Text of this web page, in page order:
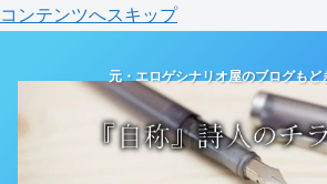
コンテンツへスキップ
元・エロゲシナリオ屋のブログもど